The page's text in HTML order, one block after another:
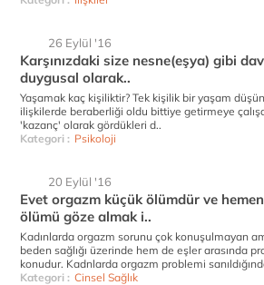
26 Eylül '16
Karşınızdaki size nesne(eşya) gibi
duygusal olarak..
Yaşamak kaç kişiliktir? Tek kişilik bir yaşam
ilişkilerde beraberliği oldu bittiye getirmeye
'kazanç' olarak gördükleri d..
Kategori : Psikoloji
20 Eylül '16
Evet orgazm küçük ölümdür ve
ölümü göze almak i..
Kadınlarda orgazm sorunu çok konuşulmayan
beden sağlığı üzerinde hem de eşler arasında
konudur. Kadnlarda orgazm problemi
Kategori : Cinsel Sağlık